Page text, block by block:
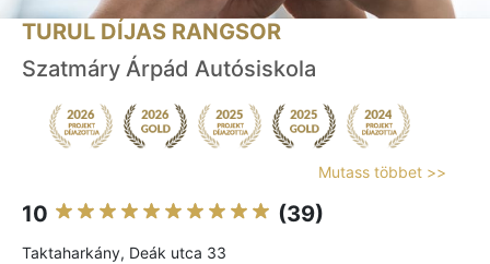
TURUL DÍJAS RANGSOR
Szatmáry Árpád Autósiskola
Mutass többet >>
10 (39)
Taktaharkány, Deák utca 33